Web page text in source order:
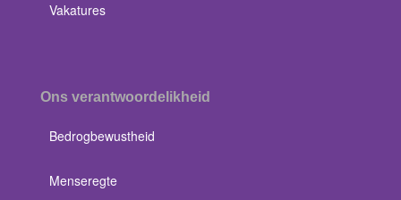
Vakatures
Ons verantwoordelikheid
Bedrogbewustheid
Menseregte